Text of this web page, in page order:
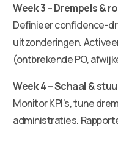
Week 3 – Drempels &
Definieer confidence-
uitzonderingen.
(ontbrekende PO,
Week 4 – Schaal &
Monitor KPI’s, tune
administraties.